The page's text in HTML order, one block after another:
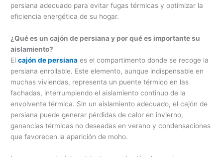
persiana adecuado para evitar fugas térmicas y optimizar la
eficiencia energética de su hogar.
¿Qué es un cajón de persiana y por qué es importante su
aislamiento?
Elcajón de persiana es el compartimento donde se recoge la
persiana enrollable. Este elemento, aunque indispensable en
muchas viviendas, representa un puente térmico en las
fachadas, interrumpiendo el aislamiento continuo de la
envolvente térmica. Sin un aislamiento adecuado, el cajón de
persiana puede generar pérdidas de calor en invierno,
ganancias térmicas no deseadas en verano y condensaciones
que favorecen la aparición de moho.